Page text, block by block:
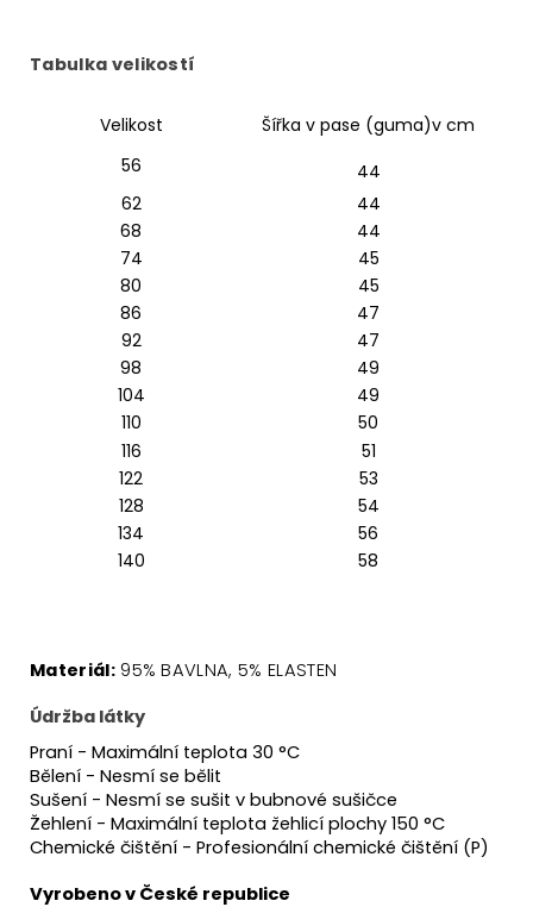
Tabulka velikostí
Velikost
Šířka v pase (guma)v cm
56
44
62
44
68
44
74
45
80
45
86
47
92
47
98
49
104
49
110
50
116
51
122
53
128
54
134
56
140
58
Materiál:95% BAVLNA, 5% ELASTEN
Údržba látky
Praní - Maximální teplota 30 °C
Bělení - Nesmí se bělit
Sušení - Nesmí se sušit v bubnové sušičce
Žehlení - Maximální teplota žehlicí plochy 150 °C
Chemické čištění - Profesionální chemické čištění (P)
Vyrobeno v České republice